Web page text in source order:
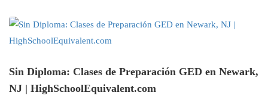
Sin Diploma: Clases de Preparación GED en Newark,
NJ | HighSchoolEquivalent.com